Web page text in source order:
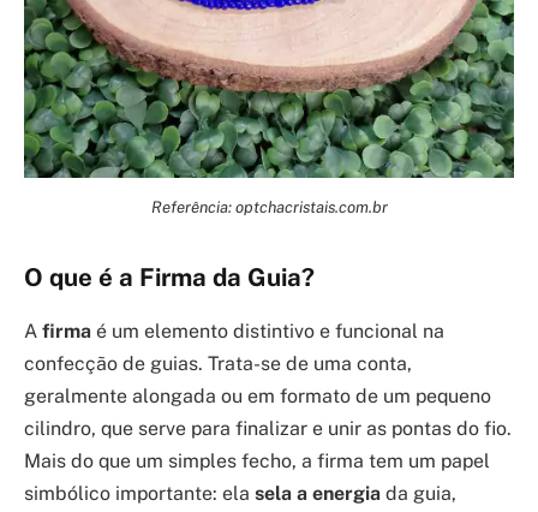
Referência: optchacristais.com.br
O que é a Firma da Guia?
A firma é um elemento distintivo e funcional na
confecção de guias. Trata-se de uma conta,
geralmente alongada ou em formato de um pequeno
cilindro, que serve para finalizar e unir as pontas do fio.
Mais do que um simples fecho, a firma tem um papel
simbólico importante: ela sela a energia da guia,